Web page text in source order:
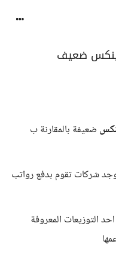
ضعيف
ضعيفة بالمقارنة ب
شركات تقوم بدفع رواتب
التوزيعات المعروفة